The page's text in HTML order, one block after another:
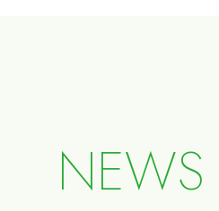
NEWS